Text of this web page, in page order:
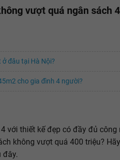
vượt quá ngân sách
đâu tại Hà Nội?
cho gia đình 4 người?
với thiết kế đẹp có đầy đủ công
không vượt quá 400 triệu?
đây.